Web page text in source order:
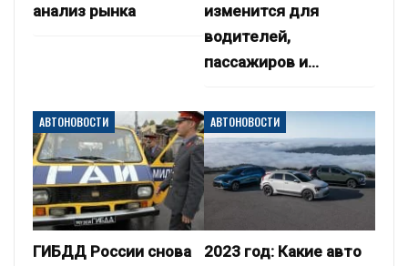
анализ рынка
изменится для
водителей,
пассажиров и…
АВТОНОВОСТИ
ГИБДД России снова
АВТОНОВОСТИ
2023 год: Какие авто